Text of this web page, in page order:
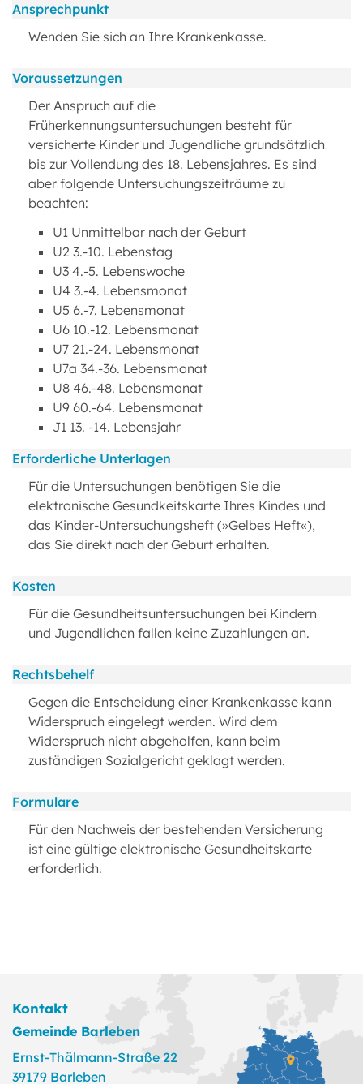
Ansprechpunkt
Wenden Sie sich an Ihre Krankenkasse.
Voraussetzungen
Der Anspruch auf die
Früherkennungsuntersuchungen besteht für
versicherte Kinder und Jugendliche grundsätzlich
bis zur Vollendung des 18. Lebensjahres. Es sind
aber folgende Untersuchungszeiträume zu
beachten:
U1 Unmittelbar nach der Geburt
U2 3.-10. Lebenstag
U3 4.-5. Lebenswoche
U4 3.-4. Lebensmonat
U5 6.-7. Lebensmonat
U6 10.-12. Lebensmonat
U7 21.-24. Lebensmonat
U7a 34.-36. Lebensmonat
U8 46.-48. Lebensmonat
U9 60.-64. Lebensmonat
J1 13. -14. Lebensjahr
Erforderliche Unterlagen
Für die Untersuchungen benötigen Sie die
elektronische Gesundkeitskarte Ihres Kindes und
das Kinder-Untersuchungsheft (»Gelbes Heft«),
das Sie direkt nach der Geburt erhalten.
Kosten
Für die Gesundheitsuntersuchungen bei Kindern
und Jugendlichen fallen keine Zuzahlungen an.
Rechtsbehelf
Gegen die Entscheidung einer Krankenkasse kann
Widerspruch eingelegt werden. Wird dem
Widerspruch nicht abgeholfen, kann beim
zuständigen Sozialgericht geklagt werden.
Formulare
Für den Nachweis der bestehenden Versicherung
ist eine gültige elektronische Gesundheitskarte
erforderlich.
Kontakt
Gemeinde Barleben
Ernst-Thälmann-Straße 22
39179 Barleben